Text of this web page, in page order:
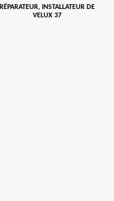
RÉPARATEUR, INSTALLATEUR DE
VELUX 37